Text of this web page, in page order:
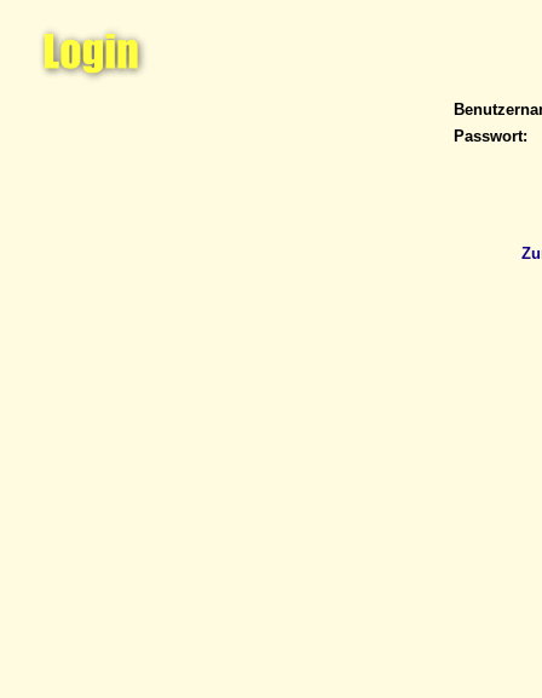
Passwort: